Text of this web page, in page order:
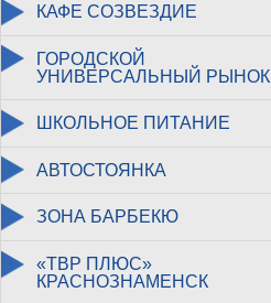
КАФЕ СОЗВЕЗДИЕ
ГОРОДСКОЙ
УНИВЕРСАЛЬНЫЙ РЫНОК
ШКОЛЬНОЕ ПИТАНИЕ
АВТОСТОЯНКА
ЗОНА БАРБЕКЮ
«ТВР ПЛЮС»
КРАСНОЗНАМЕНСК